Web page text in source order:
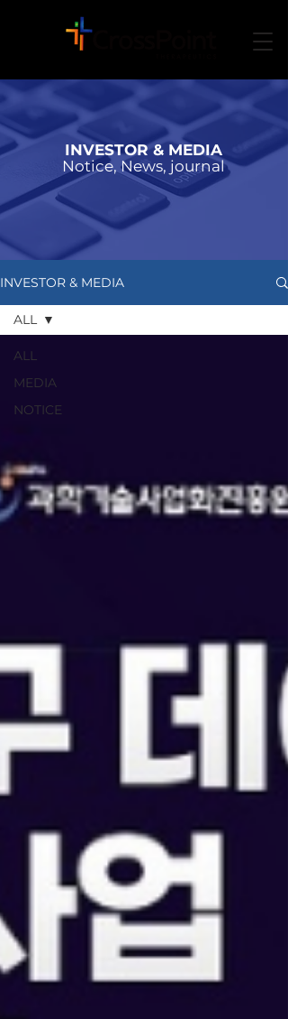
INVESTOR & MEDIA
Notice, News, journal
INVESTOR & MEDIA
ALL
MEDIA
NOTICE
ALL